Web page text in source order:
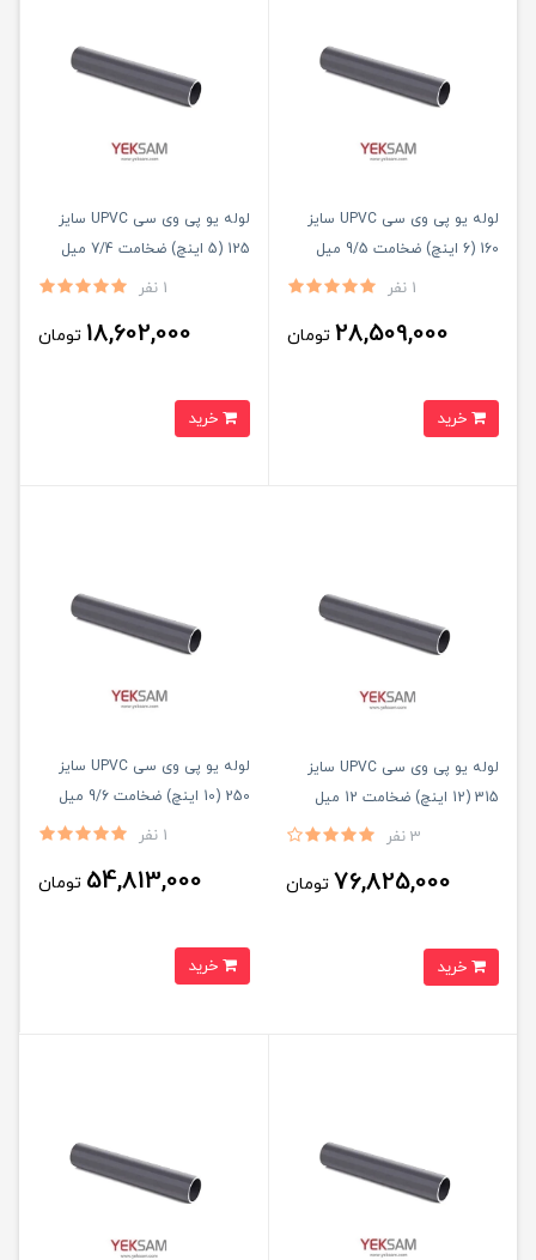
لوله یو پی وی سی UPVC سایز
160 (6 اینچ) ضخامت 9/5 میل
1 نفر
28,509,000 تومان
لوله یو پی وی سی UPVC سایز
125 (5 اینچ) ضخامت 7/4 میل
1 نفر
18,602,000 تومان
لوله یو پی وی سی UPVC سایز
315 (12 اینچ) ضخامت 12 میل
3 نفر
76,825,000 تومان
لوله یو پی وی سی UPVC سایز
250 (10 اینچ) ضخامت 9/6 میل
1 نفر
54,813,000 تومان